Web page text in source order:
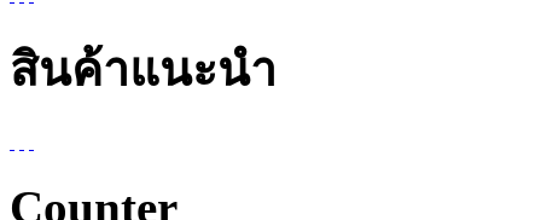
สินค้าแนะนำ
Counter